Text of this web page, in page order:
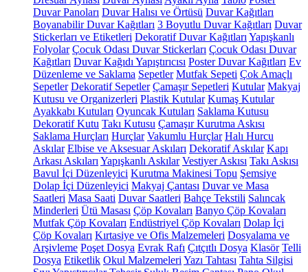
Duvar Panoları Duvar Halısı ve Örtüsü Duvar Kağıtları
Boyanabilir Duvar Kağıtları 3 Boyutlu Duvar Kağıtları Duvar
Stickerları ve Etiketleri Dekoratif Duvar Kağıtları Yapışkanlı
Folyolar Çocuk Odası Duvar Stickerları Çocuk Odası Duvar
Kağıtları Duvar Kağıdı Yapıştırıcısı Poster Duvar Kağıtları Ev
Düzenleme ve Saklama Sepetler Mutfak Sepeti Çok Amaçlı
Sepetler Dekoratif Sepetler Çamaşır Sepetleri Kutular Makyaj
Kutusu ve Organizerleri Plastik Kutular Kumaş Kutular
Ayakkabı Kutuları Oyuncak Kutuları Saklama Kutusu
Dekoratif Kutu Takı Kutusu Çamaşır Kurutma Askısı
Saklama Hurçları Hurçlar Vakumlu Hurçlar Halı Hurcu
Askılar Elbise ve Aksesuar Askıları Dekoratif Askılar Kapı
Arkası Askıları Yapışkanlı Askılar Vestiyer Askısı Takı Askısı
Bavul İçi Düzenleyici Kurutma Makinesi Topu Şemsiye
Dolap İçi Düzenleyici Makyaj Çantası Duvar ve Masa
Saatleri Masa Saati Duvar Saatleri Bahçe Tekstili Salıncak
Minderleri Ütü Masası Çöp Kovaları Banyo Çöp Kovaları
Mutfak Çöp Kovaları Endüstriyel Çöp Kovaları Dolap İçi
Çöp Kovaları Kırtasiye ve Ofis Malzemeleri Dosyalama ve
Arşivleme Poşet Dosya Evrak Rafı Çıtçıtlı Dosya Klasör Telli
Dosya Etiketlik Okul Malzemeleri Yazı Tahtası Tahta Silgisi